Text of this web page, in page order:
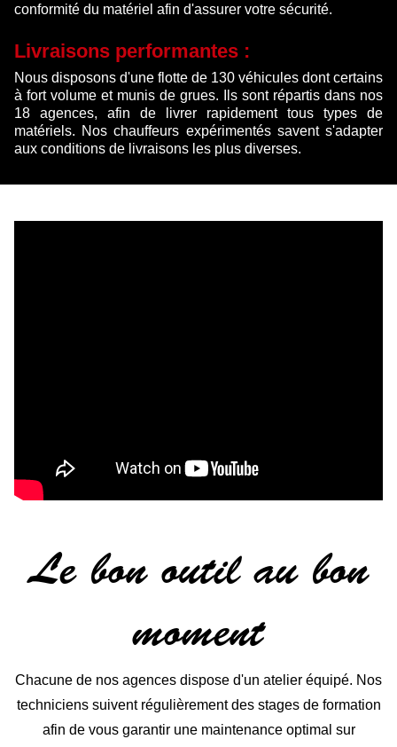
conformité du matériel afin d'assurer votre sécurité.
Livraisons performantes :
Nous disposons d'une flotte de 130 véhicules dont certains
à fort volume et munis de grues. Ils sont répartis dans nos
18 agences, afin de livrer rapidement tous types de
matériels. Nos chauffeurs expérimentés savent s'adapter
aux conditions de livraisons les plus diverses.
Le bon outil au bon
moment
Chacune de nos agences dispose d'un atelier équipé. Nos
techniciens suivent régulièrement des stages de formation
afin de vous garantir une maintenance optimal sur